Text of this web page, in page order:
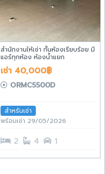
สำนักงานให้เช่า กั้นห้องเรียบร้อย มี
แอร์ทุกห้อง ห้องน้ำแยก
เช่า 40,000฿
ORMC5500D
สำหรับเช่า
พร้อมเช่า 29/05/2026
2 4 1